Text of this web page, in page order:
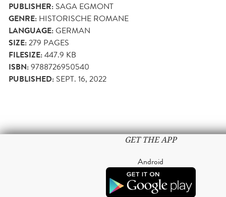
PUBLISHER: SAGA EGMONT
GENRE: HISTORISCHE ROMANE
LANGUAGE:GERMAN
SIZE:279 PAGES
FILESIZE:447.9 KB
ISBN:9788726950540
PUBLISHED: SEPT. 16, 2022
GET THE APP
Android